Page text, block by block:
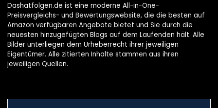
Dashatfolgen.de ist eine moderne All-in-One-
Preisvergleichs- und Bewertungswebsite, die die besten auf
Amazon verfügbaren Angebote bietet und Sie durch die
neuesten hinzugefügten Blogs auf dem Laufenden hält. Alle
Bilder unterliegen dem Urheberrecht ihrer jeweiligen
Eigentümer. Alle zitierten Inhalte stammen aus ihren
jeweiligen Quellen.